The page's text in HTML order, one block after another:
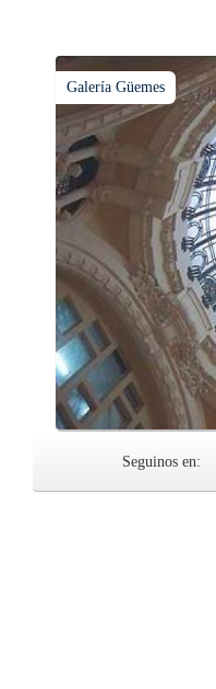
Galería Güemes
Seguinos en: